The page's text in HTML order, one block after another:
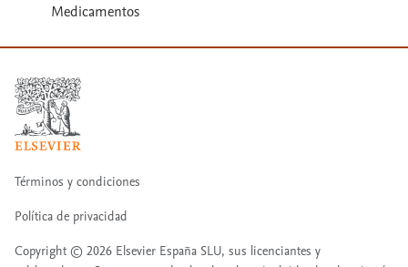
Medicamentos
Términos y condiciones
Política de privacidad
Copyright © 2026 Elsevier España SLU, sus licenciantes y